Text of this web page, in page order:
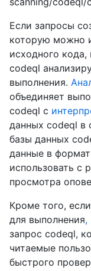
Если запросы
которую можно
исходного
codeql
выполнения.
объединяет
codeql с
данных codeql в
базы данных
данные в
использовать с
просмотра
Кроме того,
для выполнения,
запрос codeql,
читаемые
быстрого